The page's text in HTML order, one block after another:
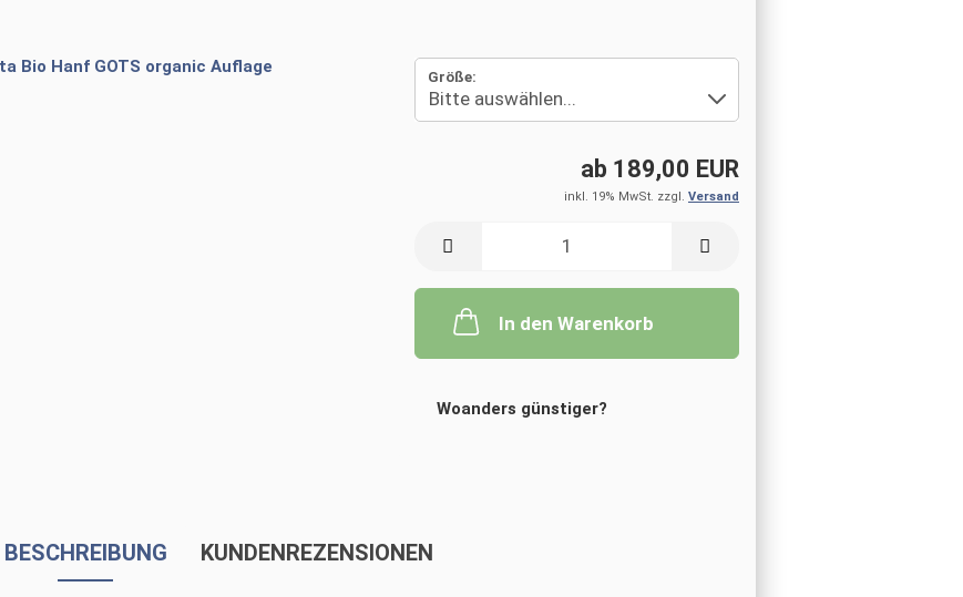
Größe:
ab 189,00 EUR
inkl. 19% MwSt. zzgl. Versand
In den Warenkorb
Woanders günstiger?
BESCHREIBUNG KUNDENREZENSIONEN